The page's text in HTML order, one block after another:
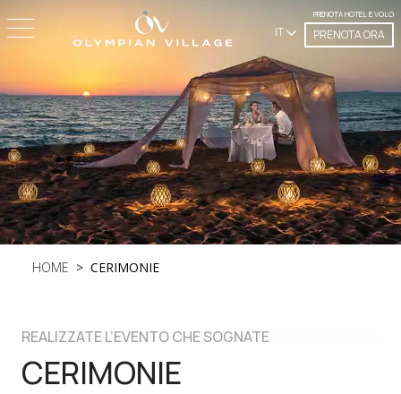
IT
PRENOTA HOTEL E VOLO
PRENOTA ORA
HOME CERIMONIE
REALIZZATE L’EVENTO CHE SOGNATE
CERIMONIE